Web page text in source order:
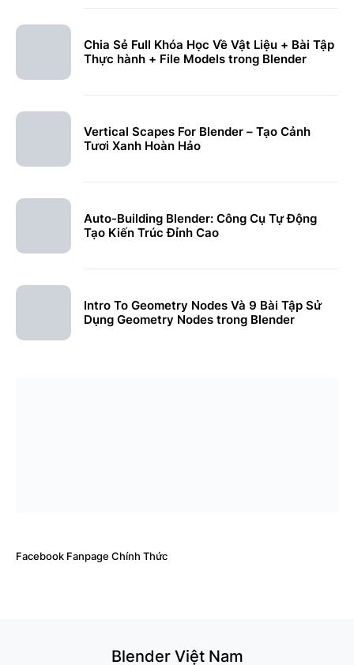
Chia Sẻ Full Khóa Học Về Vật Liệu + Bài Tập
Thực hành + File Models trong Blender
Vertical Scapes For Blender – Tạo Cảnh
Tươi Xanh Hoàn Hảo
Auto-Building Blender: Công Cụ Tự Động
Tạo Kiến Trúc Đỉnh Cao
Intro To Geometry Nodes Và 9 Bài Tập Sử
Dụng Geometry Nodes trong Blender
Facebook Fanpage Chính Thức
Blender Việt Nam